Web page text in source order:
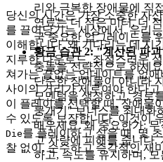
리와 극복한 장애물에 직
연료는 더 적은 미터, 더
국 중요한 업그레이드를
황금 습관 2: "계산된 파
충돌을 전략적으로 하세
단순한 장애물이 아니라
모멘텀을 생성하고, 경로
뭉개기" 보너스를 최대화
배우세요. 왜 중요한가:
고 차량에 피해를 줍니다
하고, 속도를 유지하며,
당신의 시간은 가장 소중한 자
를 끌어당기는 세상에서, 우리
이해합니다. 왜 기다리는 데 시
지루한 다운로드, 좌절스러운
쳐가는 끝없는 업데이트를 없
사이의 거리가 제로여야 한다
이 플레이를 선택할 때, 장애물
수 있도록 보장합니다. 이것이
Die를 플레이하고 싶을 때, 몇
찰 없이, 순수하고 즉각적인 재